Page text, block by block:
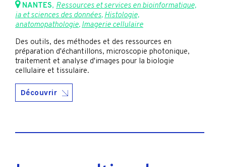
NANTES, Ressources et services en bioinformatique,
ia et sciences des données, Histologie,
anatomopathologie, Imagerie cellulaire
Des outils, des méthodes et des ressources en
préparation d'échantillons, microscopie photonique,
traitement et analyse d'images pour la biologie
cellulaire et tissulaire.
Découvrir